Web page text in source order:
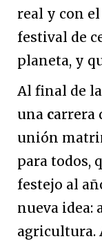
real y con
festival de
planeta, y
Al final de
una carrera
unión
para todos,
festejo al
nueva idea:
agricultura.